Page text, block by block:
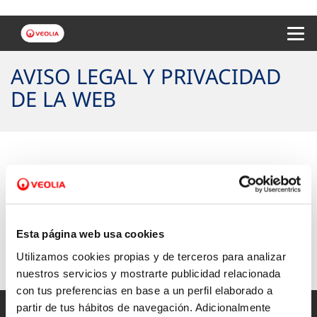
Esta página web usa cookies
Utilizamos cookies propias y de terceros para analizar
nuestros servicios y mostrarte publicidad relacionada
con tus preferencias en base a un perfil elaborado a
partir de tus hábitos de navegación. Adicionalmente
AVISO LEGAL Y PRIVACIDAD
DE LA WEB
Aviso Legal
Política de privacidad de la web